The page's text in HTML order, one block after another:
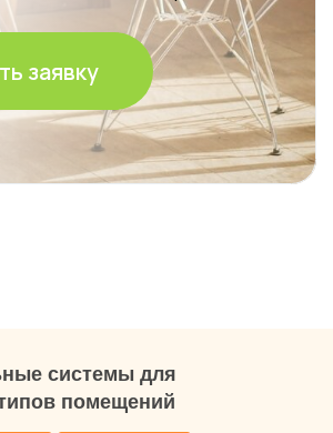
системы для
помещений
материалы и условия
характер
офертой, определяемой
кодекса РФ.
информации о
стоимости обращайтесь к
2017-2025